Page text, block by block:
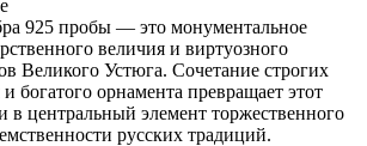
925 пробы — это монументальное
величия и виртуозного
Великого Устюга. Сочетание строгих
богатого орнамента превращает этот
в центральный элемент торжественного
русских традиций.